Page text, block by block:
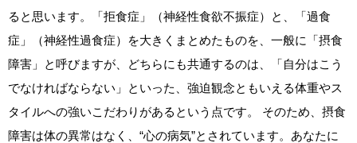
ると思います。「拒食症」（神経性食欲不振症）と、「過食
症」（神経性過食症）を大きくまとめたものを、一般に「摂食
障害」と呼びますが、どちらにも共通するのは、「自分はこう
でなければならない」といった、強迫観念ともいえる体重やス
タイルへの強いこだわりがあるという点です。 そのため、摂食
障害は体の異常はなく、“心の病気”とされています。あなたに